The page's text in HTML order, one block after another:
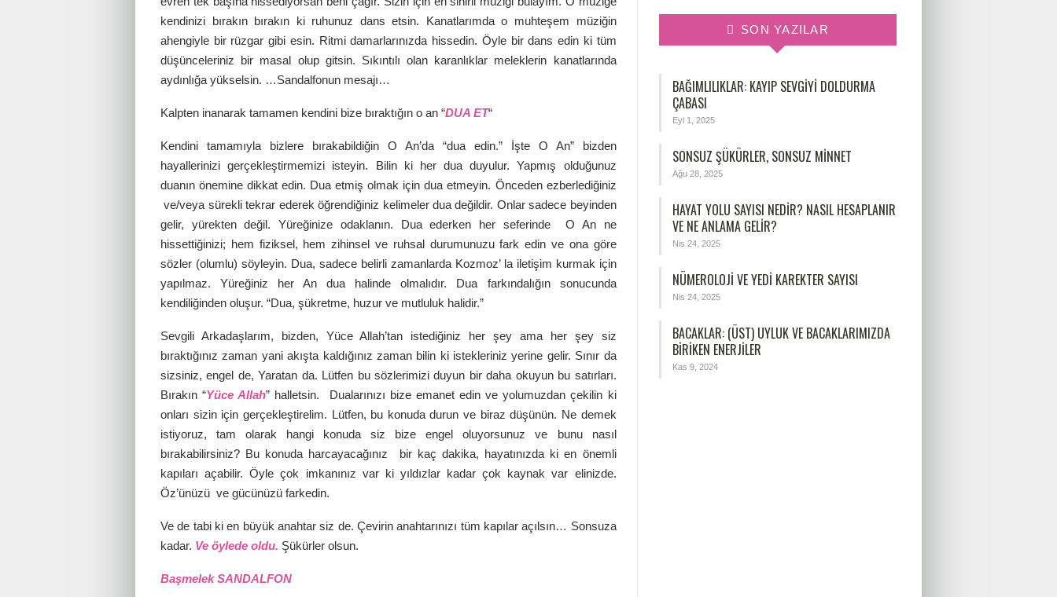
kendinizi bırakın bırakın ki ruhunuz dans etsin. Kanatlarımda o muhteşem müziğin
ahengiyle bir rüzgar gibi esin. Ritmi damarlarınızda hissedin. Öyle bir dans edin ki tüm
düşünceleriniz bir masal olup gitsin. Sıkıntılı olan karanlıklar meleklerin kanatlarında
aydınlığa yükselsin. …Sandalfonun mesajı…
Kalpten inanarak tamamen kendini bize bıraktığın o an “DUA ET“
Kendini tamamıyla bizlere bırakabildiğin O An’da “dua edin.” İşte O An” bizden
hayallerinizi gerçekleştirmemizi isteyin. Bilin ki her dua duyulur. Yapmış olduğunuz
duanın önemine dikkat edin. Dua etmiş olmak için dua etmeyin. Önceden ezberlediğiniz
ve/veya sürekli tekrar ederek öğrendiğiniz kelimeler dua değildir. Onlar sadece beyinden
gelir, yürekten değil. Yüreğinize odaklanın. Dua ederken her seferinde O An ne
hissettiğinizi; hem fiziksel, hem zihinsel ve ruhsal durumunuzu fark edin ve ona göre
sözler (olumlu) söyleyin. Dua, sadece belirli zamanlarda Kozmoz’ la iletişim kurmak için
yapılmaz. Yüreğiniz her An dua halinde olmalıdır. Dua farkındalığın sonucunda
kendiliğinden oluşur. “Dua, şükretme, huzur ve mutluluk halidir.”
Sevgili Arkadaşlarım, bizden, Yüce Allah’tan istediğiniz her şey ama her şey siz
bıraktığınız zaman yani akışta kaldığınız zaman bilin ki istekleriniz yerine gelir. Sınır da
sizsiniz, engel de, Yaratan da. Lütfen bu sözlerimizi duyun bir daha okuyun bu satırları.
Bırakın “Yüce Allah” halletsin. Dualarınızı bize emanet edin ve yolumuzdan çekilin ki
onları sizin için gerçekleştirelim. Lütfen, bu konuda durun ve biraz düşünün. Ne demek
istiyoruz, tam olarak hangi konuda siz bize engel oluyorsunuz ve bunu nasıl
bırakabilirsiniz? Bu konuda harcayacağınız bir kaç dakika, hayatınızda ki en önemli
kapıları açabilir. Öyle çok imkanınız var ki yıldızlar kadar çok kaynak var elinizde.
Öz’ünüzü ve gücünüzü farkedin.
Ve de tabi ki en büyük anahtar siz de. Çevirin anahtarınızı tüm kapılar açılsın… Sonsuza
kadar. Ve öylede oldu. Şükürler olsun.
Başmelek SANDALFON
SON YAZILAR
BAĞIMLILIKLAR: KAYIP SEVGIYI DOLDURMA
ÇABASI
Eyl 1, 2025
SONSUZ ŞÜKÜRLER, SONSUZ MINNET
Ağu 28, 2025
HAYAT YOLU SAYISI NEDIR? NASIL HESAPLANIR
VE NE ANLAMA GELIR?
Nis 24, 2025
NÜMEROLOJİ VE YEDİ KAREKTER SAYISI
Nis 24, 2025
BACAKLAR: (ÜST) UYLUK VE BACAKLARIMIZDA
BIRIKEN ENERJILER
Kas 9, 2024